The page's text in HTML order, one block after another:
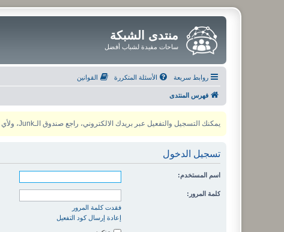
منتدى الشبكة
ساحات مفيدة لشباب أفضل
روابط سريعة الأسئلة المتكررة القوانين
فهرس المنتدى
يمكنك التسجيل والتفعيل عبر بريدك الالكتروني، راجع صندوق الـJunk، ولأي مشكلة يمكنك التواصل مع مدير المنتدى عبر أي من وسائل التواصل الاجتماعي
تسجيل الدخول
اسم المستخدم:
كلمة المرور:
فقدت كلمة المرور
إعادة إرسال كود التفعيل